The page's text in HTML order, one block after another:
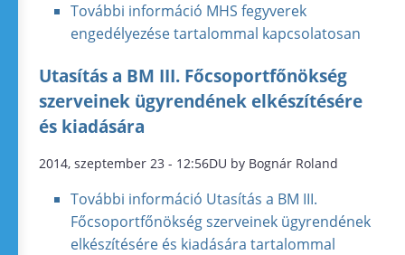
További információ MHS fegyverek
engedélyezése tartalommal kapcsolatosan
Utasítás a BM III. Főcsoportfőnökség
szerveinek ügyrendének elkészítésére
és kiadására
2014, szeptember 23 - 12:56DU by Bognár Roland
További információ Utasítás a BM III.
Főcsoportfőnökség szerveinek ügyrendének
elkészítésére és kiadására tartalommal